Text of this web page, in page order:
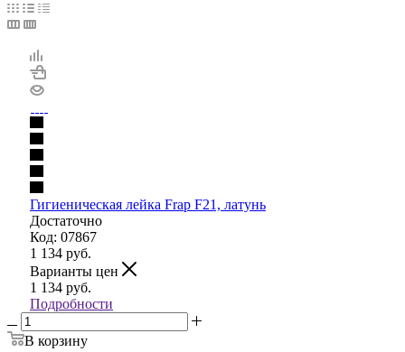
Гигиеническая лейка Frap F21, латунь
Достаточно
Код: 07867
1 134 руб.
Варианты цен
1 134 руб.
Подробности
В корзину